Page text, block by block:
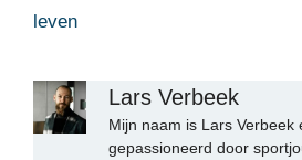
leven
Lars Verbeek
Mijn naam is Lars Verbeek
gepassioneerd door